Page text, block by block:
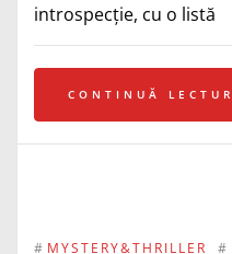
introspecție, cu o listă
CONTINUĂ
# MYSTERY&THRILLER #